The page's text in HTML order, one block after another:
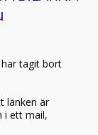
tagit bort
länken är
i ett mail,